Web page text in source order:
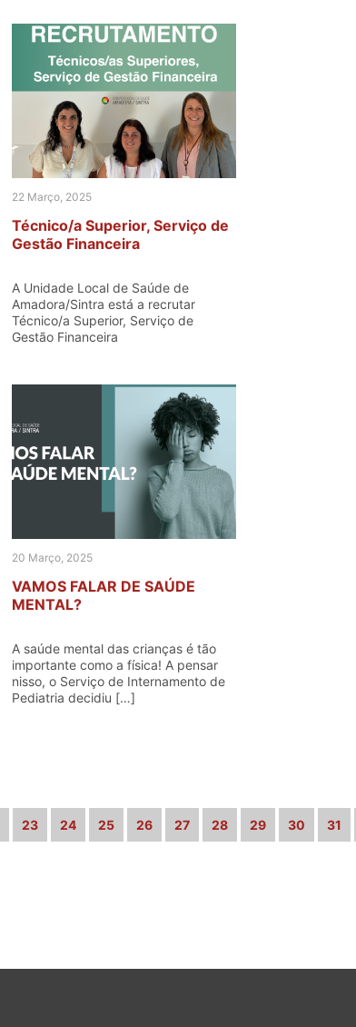
22 Março, 2025
Técnico/a Superior, Serviço de
Gestão Financeira
A Unidade Local de Saúde de
Amadora/Sintra está a recrutar
Técnico/a Superior, Serviço de
Gestão Financeira
20 Março, 2025
VAMOS FALAR DE SAÚDE
MENTAL?
A saúde mental das crianças é tão
importante como a física! A pensar
nisso, o Serviço de Internamento de
Pediatria decidiu […]
23 24 25 26 27 28 29 30 31